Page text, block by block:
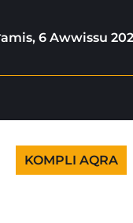
6 Awwissu
KOMPLI AQRA